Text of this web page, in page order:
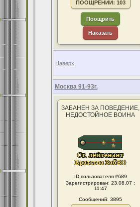
ПООЩРЕНИЙ: 103
Поощрить
Наказать
Наверх
Москва 91-93г.
ЗАБАНЕН ЗА ПОВЕДЕНИЕ,
НЕДОСТОЙНОЕ ВОИНА
ID пользователя #689
Зарегистрирован: 23.08.07 :
11:47
Сообщений: 3895